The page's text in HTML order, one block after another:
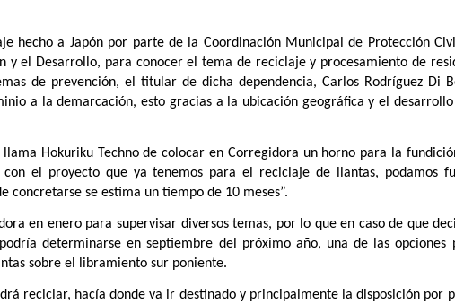
hecho a Japón por parte de la Coordinación Municipal de Protección
el Desarrollo, para conocer el tema de reciclaje y procesamiento de
de prevención, el titular de dicha dependencia, Carlos Rodríguez Di
a la demarcación, esto gracias a la ubicación geográfica y el desarrollo
Hokuriku Techno de colocar en Corregidora un horno para la
el proyecto que ya tenemos para el reciclaje de llantas, podamos
se estima un tiempo de 10 meses”.
en enero para supervisar diversos temas, por lo que en caso de que
determinarse en septiembre del próximo año, una de las opciones
sobre el libramiento sur poniente.
reciclar, hacía donde va ir destinado y principalmente la disposición por